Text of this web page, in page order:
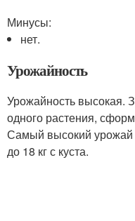
Минусы:
нет.
Урожайность
Урожайность высокая.
одного растения,
Самый высокий урожай
до 18 кг с куста.